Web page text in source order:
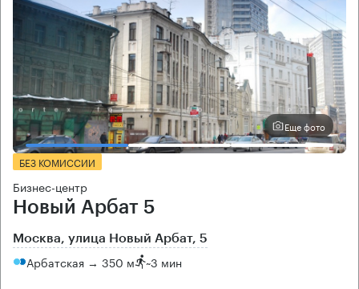
Еще фото
БЕЗ КОМИССИИ
Бизнес-центр
Новый Арбат 5
Москва, улица Новый Арбат, 5
Арбатская → 350 м ~3 мин